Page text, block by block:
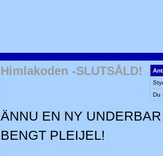
Himlakoden -SLUTSÅLD!
Du
ÄNNU EN NY
BENGT PLEIJEL!